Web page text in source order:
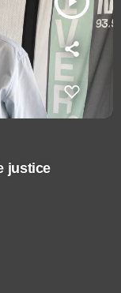
justice